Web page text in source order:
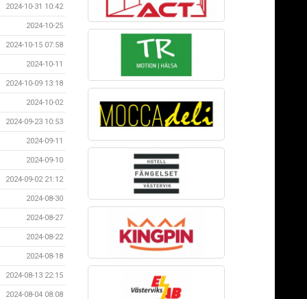
2024-10-31 10:42
2024-10-25
2024-10-15 07:58
2024-10-11
2024-10-09 13:18
2024-10-02
2024-09-23 10:53
2024-09-11
2024-09-10
2024-09-02 21:12
2024-08-30
2024-08-27
2024-08-22
2024-08-18
2024-08-13 22:15
2024-08-04 08:08